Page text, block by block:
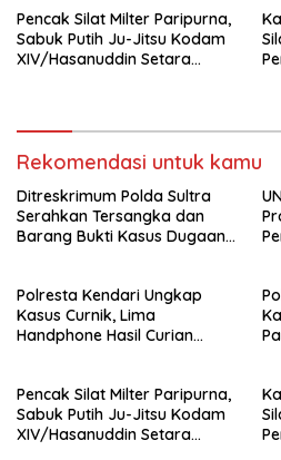
Pencak Silat Milter Paripurna,
Sabuk Putih Ju-Jitsu Kodam
XIV/Hasanuddin Setara
Rekomendasi untuk kamu
Ditreskrimum Polda Sultra
Serahkan Tersangka dan
Barang Bukti Kasus Dugaan
Kejaksaan
Polresta Kendari Ungkap
Kasus Curnik, Lima
Handphone Hasil Curian
Pencak Silat Milter Paripurna,
Sabuk Putih Ju-Jitsu Kodam
XIV/Hasanuddin Setara